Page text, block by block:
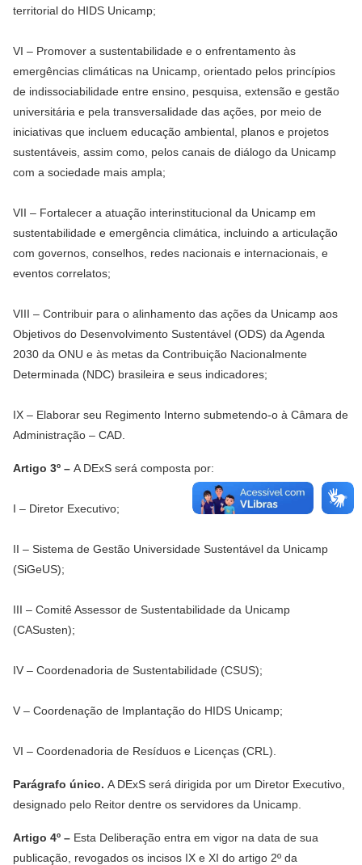
territorial do HIDS Unicamp;
VI – Promover a sustentabilidade e o enfrentamento às
emergências climáticas na Unicamp, orientado pelos princípios
de indissociabilidade entre ensino, pesquisa, extensão e gestão
universitária e pela transversalidade das ações, por meio de
iniciativas que incluem educação ambiental, planos e projetos
sustentáveis, assim como, pelos canais de diálogo da Unicamp
com a sociedade mais ampla;
VII – Fortalecer a atuação interinstitucional da Unicamp em
sustentabilidade e emergência climática, incluindo a articulação
com governos, conselhos, redes nacionais e internacionais, e
eventos correlatos;
VIII – Contribuir para o alinhamento das ações da Unicamp aos
Objetivos do Desenvolvimento Sustentável (ODS) da Agenda
2030 da ONU e às metas da Contribuição Nacionalmente
Determinada (NDC) brasileira e seus indicadores;
IX – Elaborar seu Regimento Interno submetendo-o à Câmara de
Administração – CAD.
Artigo 3º – A DExS será composta por:
I – Diretor Executivo;
II – Sistema de Gestão Universidade Sustentável da Unicamp
(SiGeUS);
III – Comitê Assessor de Sustentabilidade da Unicamp
(CASusten);
IV – Coordenadoria de Sustentabilidade (CSUS);
V – Coordenação de Implantação do HIDS Unicamp;
VI – Coordenadoria de Resíduos e Licenças (CRL).
Parágrafo único. A DExS será dirigida por um Diretor Executivo,
designado pelo Reitor dentre os servidores da Unicamp.
Artigo 4º – Esta Deliberação entra em vigor na data de sua
publicação, revogados os incisos IX e XI do artigo 2º da